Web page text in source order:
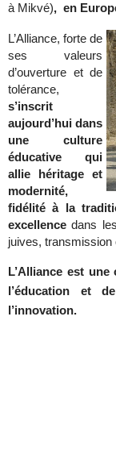
à Mikvé), en
L’Alliance, forte de
ses valeurs
d’ouverture et de
tolérance,
s’inscrit
aujourd’hui dans
une culture
éducative qui
allie héritage et
modernité,
fidélité à la
excellencedans
juives, transmission
L’Alliance est
l’éducation et
l’innovation.